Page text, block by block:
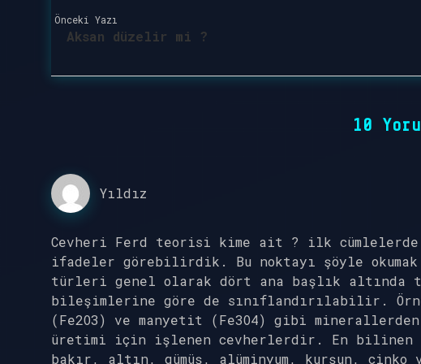
Önceki Yazı
Aksan düzelir mi ?
10
Yıldız
Cevheri Ferd teorisi kime ait ? ilk cümlelerde
ifadeler görebilirdik. Bu noktayı şöyle okumak
türleri genel olarak dört ana başlık altında
bileşimlerine göre de sınıflandırılabilir.
(Fe2O3) ve manyetit (Fe3O4) gibi
üretimi için işlenen cevherlerdir. En bilinen
bakır, altın, gümüş, alüminyum, kurşun,